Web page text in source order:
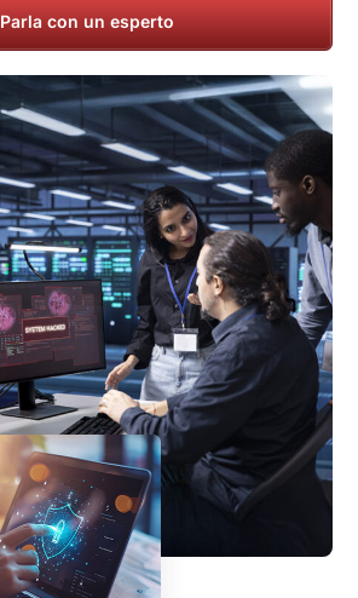
Parla con un esperto